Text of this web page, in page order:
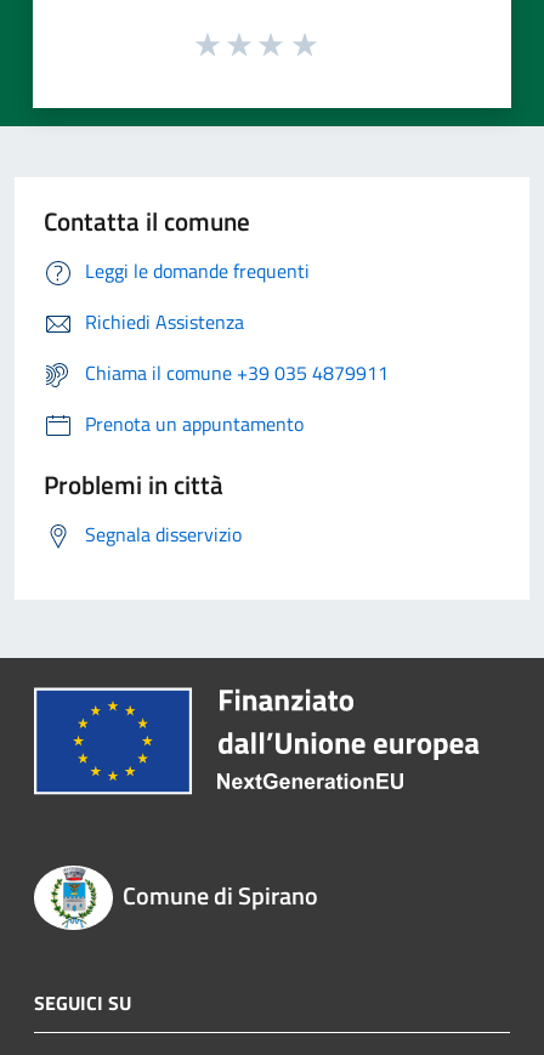
Contatta il comune
Leggi le domande frequenti
Richiedi Assistenza
Chiama il comune +39 035 4879911
Prenota un appuntamento
Problemi in città
Segnala disservizio
Comune di Spirano
SEGUICI SU